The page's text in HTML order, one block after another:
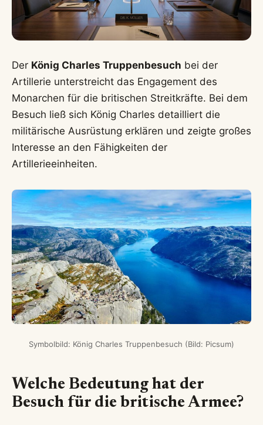
Der König Charles Truppenbesuch bei der
Artillerie unterstreicht das Engagement des
Monarchen für die britischen Streitkräfte. Bei dem
Besuch ließ sich König Charles detailliert die
militärische Ausrüstung erklären und zeigte großes
Interesse an den Fähigkeiten der
Artillerieeinheiten.
Symbolbild: König Charles Truppenbesuch (Bild: Picsum)
Welche Bedeutung hat der
Besuch für die britische Armee?